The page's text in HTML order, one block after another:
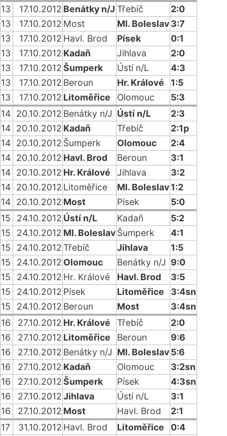
13 17.10.2012 Benátky n/J Třebíč
2:0
13
17.10.2012 Most Ml. Boleslav3:7
13
17.10.2012 Havl. Brod Písek
0:1
13
17.10.2012 Kadaň Jihlava
2:0
13
17.10.2012Šumperk Ústí n/L
4:3
13
17.10.2012 Beroun Hr. Králové
1:5
13
17.10.2012 Litoměřice Olomouc
5:3
14 20.10.2012 Benátky n/J Ústí n/L
2:3
14 20.10.2012 Kadaň Třebíč
2:1p
14 20.10.2012 Šumperk Olomouc
2:4
14 20.10.2012 Havl. Brod Beroun
3:1
14 20.10.2012 Hr. Králové Jihlava
3:2
14 20.10.2012 Litoměřice Ml. Boleslav1:2
14 20.10.2012 Most Písek
5:0
15
24.10.2012 Ústí n/L Kadaň
5:2
15
24.10.2012 Ml. BoleslavŠumperk
4:1
15
24.10.2012Třebíč Jihlava
1:5
15
24.10.2012 Olomouc Benátky n/J 9:0
15
24.10.2012 Hr. Králové Havl. Brod
3:5
15
24.10.2012 Písek Litoměřice
3:4sn
15
24.10.2012 Beroun Most
3:4sn
16
27.10.2012 Hr. Králové Třebíč
2:0
16
27.10.2012 Litoměřice Beroun
9:6
16
27.10.2012 Benátky n/J Ml. Boleslav5:6
16
27.10.2012 Kadaň Olomouc
3:2sn
16
27.10.2012Šumperk Písek
4:3sn
16
27.10.2012Jihlava Ústí n/L
3:1
16
27.10.2012 Most Havl. Brod
2:1
17
31.10.2012 Havl. Brod Litoměřice
0:4